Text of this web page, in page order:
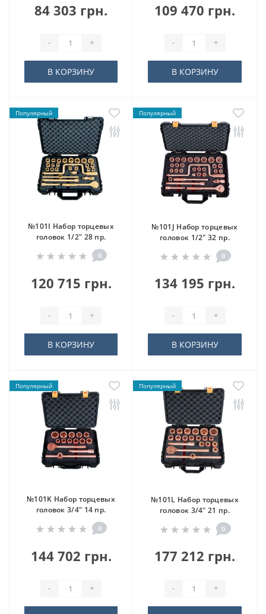
84 303 грн.
- +
В КОРЗИНУ
109 470 грн.
- +
В КОРЗИНУ
Популярный
№101I Набор торцевых
головок 1/2" 28 пр.
0
120 715 грн.
- +
В КОРЗИНУ
Популярный
№101J Набор торцевых
головок 1/2" 32 пр.
0
134 195 грн.
- +
В КОРЗИНУ
Популярный
№101K Набор торцевых
головок 3/4" 14 пр.
0
144 702 грн.
- +
Популярный
№101L Набор торцевых
головок 3/4" 21 пр.
0
177 212 грн.
- +